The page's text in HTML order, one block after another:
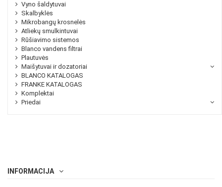
Vyno šaldytuvai
Skalbyklės
Mikrobangų krosnelės
Atliekų smulkintuvai
Rūšiavimo sistemos
Blanco vandens filtrai
Plautuvės
Maišytuvai ir dozatoriai
BLANCO KATALOGAS
FRANKE KATALOGAS
Komplektai
Priedai
INFORMACIJA